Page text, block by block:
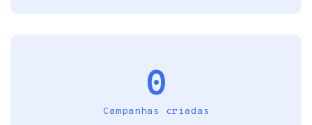
0
Campanhas criadas